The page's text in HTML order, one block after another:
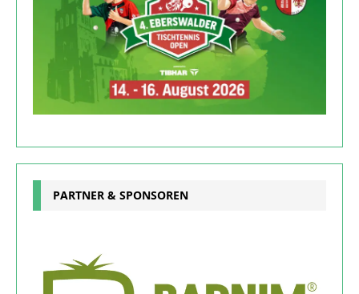
PARTNER & SPONSOREN